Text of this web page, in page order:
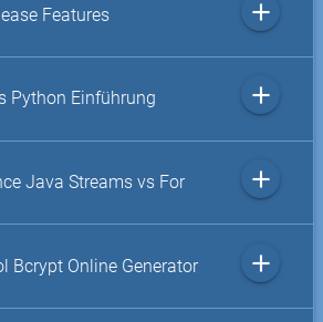
Features add
Python Einführung add
Java Streams vs For add
Bcrypt Online Generator add